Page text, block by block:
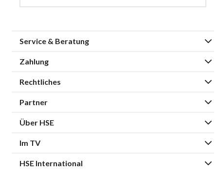
Service & Beratung
Zahlung
Rechtliches
Partner
Über HSE
Im TV
HSE International